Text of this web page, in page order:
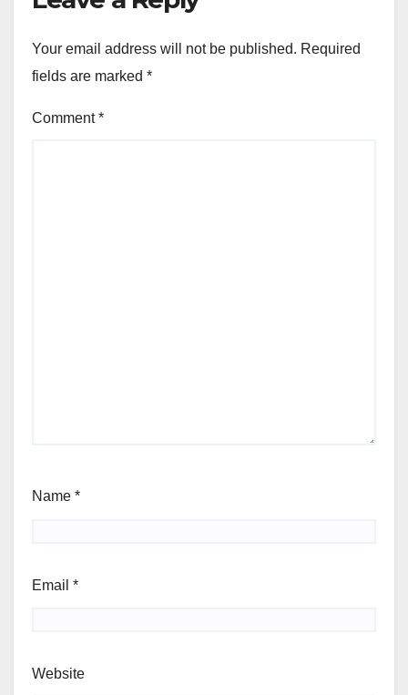
Your email address will not be published. Required
fields are marked *
Comment*
Name *
Email *
Website